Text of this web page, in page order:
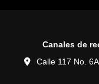
Canales de
Calle 117 No.